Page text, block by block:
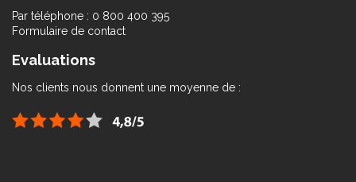
Par téléphone : 0 800 400 395
Formulaire de contact
Evaluations
Nos clients nous donnent une moyenne de :